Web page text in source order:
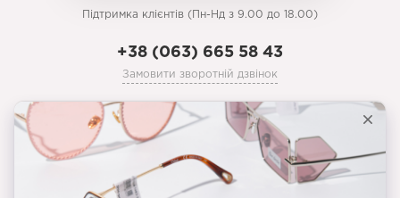
Підтримка клієнтів (Пн-Нд з 9.00 до 18.00)
+38 (063) 665 58 43
Замовити зворотній дзвінок
prozoristoptyka@gmail.com